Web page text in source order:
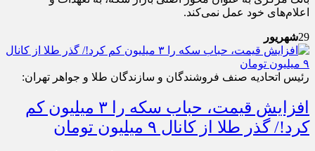
اعلام‌های خود عمل نمی‌کند.
29شهریور
رئیس اتحادیه صنف فروشندگان و سازندگان طلا و جواهر تهران:
افزایش قیمت، حباب سکه را ۳ میلیون کم
کرد!/ گذر طلا از کانال ٩ میلیون تومان